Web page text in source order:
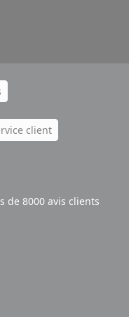
client
de 8000 avis clients